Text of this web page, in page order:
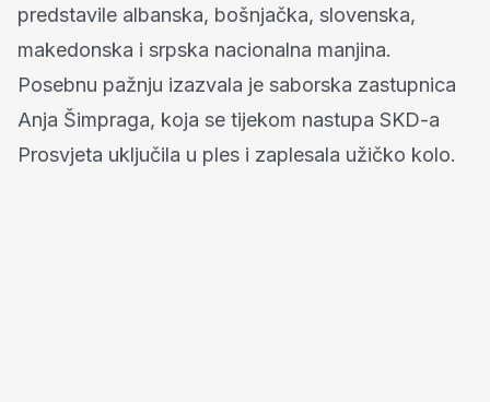
predstavile albanska, bošnjačka, slovenska,
makedonska i srpska nacionalna manjina.
Posebnu pažnju izazvala je saborska zastupnica
Anja Šimpraga, koja se tijekom nastupa SKD-a
Prosvjeta uključila u ples i zaplesala užičko kolo.